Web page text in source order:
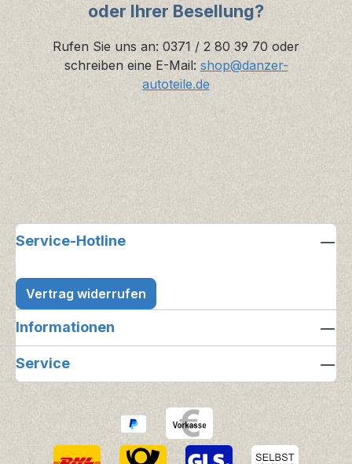
oder Ihrer Besellung?
Rufen Sie uns an: 0371 / 2 80 39 70 oder
schreiben eine E-Mail: shop@danzer-
autoteile.de
Service-Hotline
Vertrag widerrufen
Informationen
Service